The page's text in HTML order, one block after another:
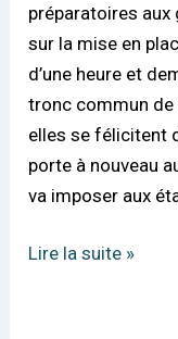
préparatoires aux
sur la mise en
d’une heure et
tronc commun
elles se félicitent
porte à nouveau
va imposer aux
l’ajout
de
1h30
de
maths
sur
l’option
complémentaires
Lire la suite »